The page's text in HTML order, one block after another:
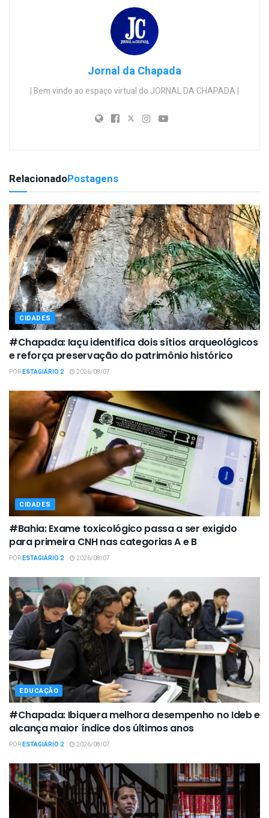
Jornal da Chapada
| Bem vindo ao espaço virtual do JORNAL DA CHAPADA |
RelacionadoPostagens
CIDADES
#Chapada: Iaçu identifica dois sítios arqueológicos
e reforça preservação do patrimônio histórico
PORESTAGIÁRIO 2 2026/08/07
CIDADES
#Bahia: Exame toxicológico passa a ser exigido
para primeira CNH nas categorias A e B
PORESTAGIÁRIO 2 2026/08/07
EDUCAÇÃO
#Chapada: Ibiquera melhora desempenho no Ideb e
alcança maior índice dos últimos anos
PORESTAGIÁRIO 2 2026/08/07